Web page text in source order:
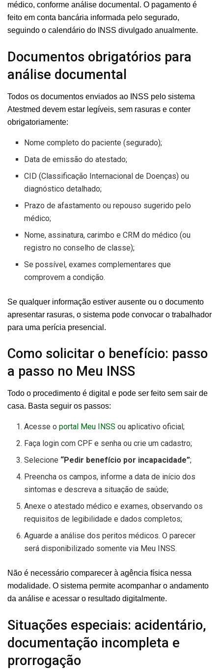
médico, conforme análise documental. O pagamento é
feito em conta bancária informada pelo segurado,
seguindo o calendário do INSS divulgado anualmente.
Documentos obrigatórios para
análise documental
Todos os documentos enviados ao INSS pelo sistema
Atestmed devem estar legíveis, sem rasuras e conter
obrigatoriamente:
Nome completo do paciente (segurado);
Data de emissão do atestado;
CID (Classificação Internacional de Doenças) ou
diagnóstico detalhado;
Prazo de afastamento ou repouso sugerido pelo
médico;
Nome, assinatura, carimbo e CRM do médico (ou
registro no conselho de classe);
Se possível, exames complementares que
comprovem a condição.
Se qualquer informação estiver ausente ou o documento
apresentar rasuras, o sistema pode convocar o trabalhador
para uma perícia presencial.
Como solicitar o benefício: passo
a passo no Meu INSS
Todo o procedimento é digital e pode ser feito sem sair de
casa. Basta seguir os passos:
Acesse oportal Meu INSS ou aplicativo oficial;
Faça login com CPF e senha ou crie um cadastro;
Selecione “Pedir benefício por incapacidade”;
Preencha os campos, informe a data de início dos
sintomas e descreva a situação de saúde;
Anexe o atestado médico e exames, observando os
requisitos de legibilidade e dados completos;
Aguarde a análise dos peritos médicos. O parecer
será disponibilizado somente via Meu INSS.
Não é necessário comparecer à agência física nessa
modalidade. O sistema permite acompanhar o andamento
da análise e acessar o resultado digitalmente.
Situações especiais: acidentário,
documentação incompleta e
prorrogação